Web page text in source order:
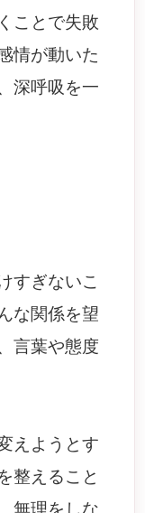
ことで失敗
情が動いた
深呼吸を一
すぎないこ
な関係を望
言葉や態度
えようとす
整えること
無理をしな